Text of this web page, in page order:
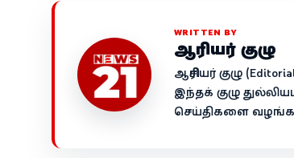
WRITTEN BY
ஆசிரியர் குழு
ஆசிரியர் குழு
இந்தக் குழு
செய்திகளை வழங்க